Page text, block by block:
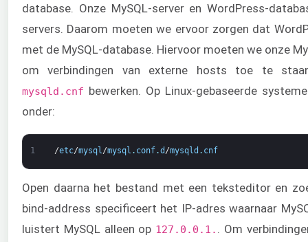
database. Onze MySQL-server en WordPress-
servers. Daarom moeten we ervoor zorgen dat
met de MySQL-database. Hiervoor moeten we onze
om verbindingen van externe hosts toe te
mysqld.cnf bewerken. Op Linux-gebaseerde
onder:
1 /etc/mysql/mysql . conf.d /mysqld . cnf
Open daarna het bestand met een teksteditor en
bind-address specificeert het IP-adres waarnaar
luistert MySQL alleen op 127.0.0.1. . Om